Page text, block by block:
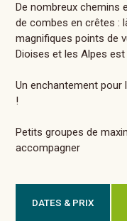
De nombreux chemins
de combes en crêtes :
magnifiques points de
Dioises et les Alpes
Un enchantement pour
!
​Petits groupes de
accompagner
DATES & PRIX